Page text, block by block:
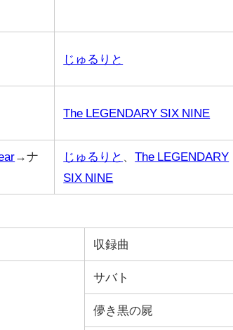
じゅるりと
The LEGENDARY SIX NINE
→ナ
じゅるりと 、The LEGENDARY
SIX NINE
収録曲
サバト
儚き黒の屍